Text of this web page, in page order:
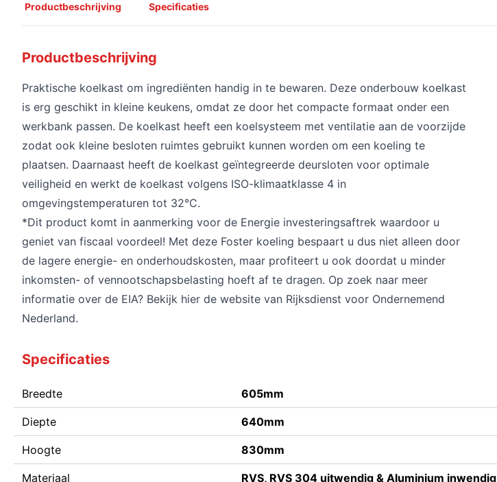
Productbeschrijving Specificaties
Productbeschrijving
Praktische koelkast om ingrediënten handig in te bewaren. Deze onderbouw koelkast
is erg geschikt in kleine keukens, omdat ze door het compacte formaat onder een
werkbank passen. De koelkast heeft een koelsysteem met ventilatie aan de voorzijde
zodat ook kleine besloten ruimtes gebruikt kunnen worden om een koeling te
plaatsen. Daarnaast heeft de koelkast geïntegreerde deursloten voor optimale
veiligheid en werkt de koelkast volgens ISO-klimaatklasse 4 in
omgevingstemperaturen tot 32°C.
*Dit product komt in aanmerking voor de Energie investeringsaftrek waardoor u
geniet van fiscaal voordeel! Met deze Foster koeling bespaart u dus niet alleen door
de lagere energie- en onderhoudskosten, maar profiteert u ook doordat u minder
inkomsten- of vennootschapsbelasting hoeft af te dragen. Op zoek naar meer
informatie over de EIA? Bekijk hier de website van Rijksdienst voor Ondernemend
Nederland.
Specificaties
Breedte 605mm
Diepte 640mm
Hoogte 830mm
Materiaal RVS, RVS 304 uitwendig & Aluminium inwendig